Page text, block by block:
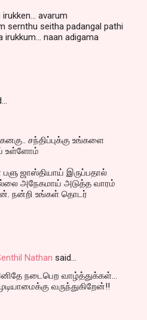
avarum
sernthu seitha padangal pathi
irukkum... naan adigama
சந்திப்புக்கு உங்களை
உள்ளோம்
ஜாஸ்தியாய் இருப்பதால்
அநேகமாய் அடுத்த வாரம்
நன்றி உங்கள் தொடர்
Nathan said…
நடைபெற வாழ்த்துக்கள்...
வருந்துகிறேன்!!